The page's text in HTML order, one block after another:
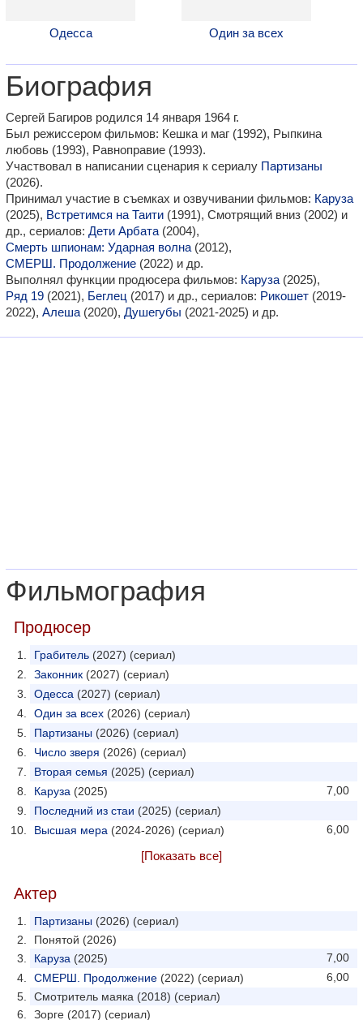
Одесса Один за всех
Биография
Сергей Багиров родился 14 января 1964 г.
Был режиссером фильмов: Кешка и маг (1992), Рыпкина
любовь (1993), Равноправие (1993).
Участвовал в написании сценария к сериалу Партизаны
(2026).
Принимал участие в съемках и озвучивании фильмов: Каруза
(2025), Встретимся на Таити (1991), Смотрящий вниз (2002) и
др., сериалов: Дети Арбата (2004),
Смерть шпионам: Ударная волна (2012),
СМЕРШ. Продолжение (2022) и др.
Выполнял функции продюсера фильмов: Каруза (2025),
Ряд 19 (2021), Беглец (2017) и др., сериалов: Рикошет (2019-
2022), Алеша (2020), Душегубы (2021-2025) и др.
Фильмография
Продюсер
Грабитель (2027) (сериал)
Законник (2027) (сериал)
Одесса (2027) (сериал)
Один за всех (2026) (сериал)
Партизаны (2026) (сериал)
Число зверя (2026) (сериал)
Вторая семья (2025) (сериал)
7,00
Каруза (2025)
Последний из стаи (2025) (сериал)
6,00
Высшая мера (2024-2026) (сериал)
[Показать все]
Актер
Партизаны (2026) (сериал)
Понятой (2026)
7,00
Каруза (2025)
6,00
СМЕРШ. Продолжение (2022) (сериал)
Смотритель маяка (2018) (сериал)
Зорге (2017) (сериал)